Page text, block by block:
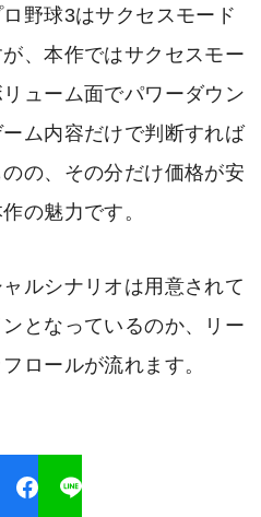
野球3はサクセスモード
、本作ではサクセスモー
ューム面でパワーダウン
ム内容だけで判断すれば
の、その分だけ価格が安
の魅力です。
ルシナリオは用意されて
となっているのか、リー
ロールが流れます。